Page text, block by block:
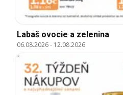
Labaš ovocie a zelenina
06.08.2026- 12.08.2026